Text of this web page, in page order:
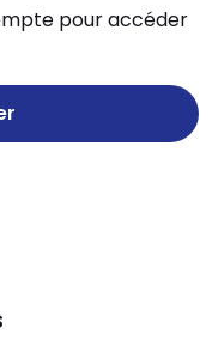
pour accéder